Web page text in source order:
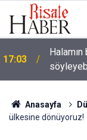
17:03
Anasayfa
ülkesine dönüyoruz!